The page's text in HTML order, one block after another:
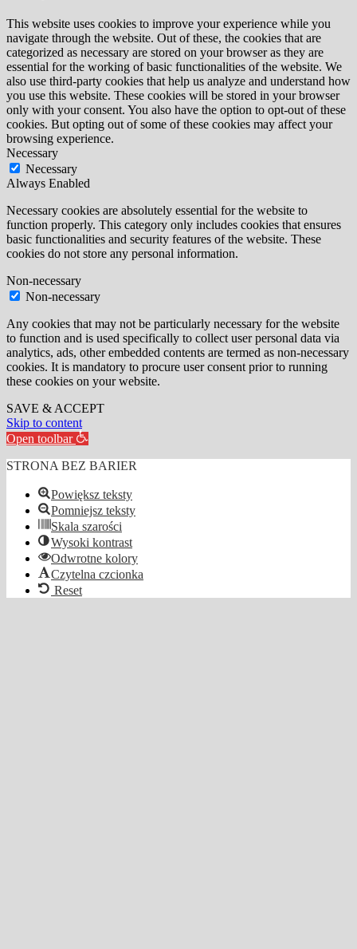
This website uses cookies to improve your experience while you
navigate through the website. Out of these, the cookies that are
categorized as necessary are stored on your browser as they are
essential for the working of basic functionalities of the website. We
also use third-party cookies that help us analyze and understand how
you use this website. These cookies will be stored in your browser
only with your consent. You also have the option to opt-out of these
cookies. But opting out of some of these cookies may affect your
browsing experience.
Necessary
Necessary
Always Enabled
Necessary cookies are absolutely essential for the website to
function properly. This category only includes cookies that ensures
basic functionalities and security features of the website. These
cookies do not store any personal information.
Non-necessary
Non-necessary
Any cookies that may not be particularly necessary for the website
to function and is used specifically to collect user personal data via
analytics, ads, other embedded contents are termed as non-necessary
cookies. It is mandatory to procure user consent prior to running
these cookies on your website.
SAVE & ACCEPT
Skip to content
Open toolbar
STRONA BEZ BARIER
Powiększ teksty
Pomniejsz teksty
Skala szarości
Wysoki kontrast
Odwrotne kolory
Czytelna czcionka
Reset